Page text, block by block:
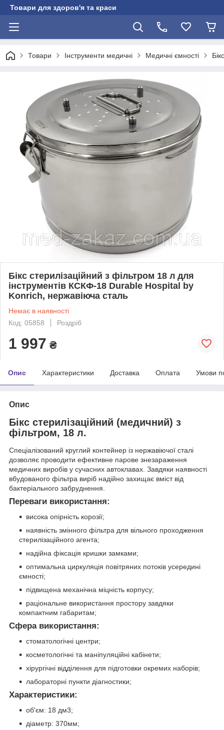
Товари для здоров'я та краси
Товари Інструменти медичні Медичні ємності
Бікс стерилізаційний з фільтром 18 л для
інструментів КСКФ-18 Durable Hospital by
Konrich, нержавіюча сталь
Немає в наявності
Код: 05858
Роздріб
1 997 ₴
Опис Характеристики Доставка Оплата Умови
Опис
Бікс стерилізаційний (медичний) з
фільтром, 18 л.
Спеціалізований круглий контейнер із нержавіючої сталі
дозволяє проводити ефективне парове знезараження
медичних виробів у сучасних автоклавах. Завдяки наявності
вбудованого фільтра виріб надійно захищає вміст від
бактеріального забруднення.
Переваги використання:
висока опірність корозії;
наявність змінного фільтра для вільного проходження
стерилізаційного агента;
надійна фіксація кришки замками;
оптимальна циркуляція повітряних потоків усередині
ємності;
підвищена механічна міцність корпусу;
раціональне використання простору завдяки
компактним габаритам;
Сфера використання:
стоматологічні центри;
косметологічні та маніпуляційні кабінети;
хірургічні відділення для підготовки окремих наборів;
лабораторні пункти діагностики;
Характеристики:
об'єм: 18 дм3;
діаметр: 370мм;